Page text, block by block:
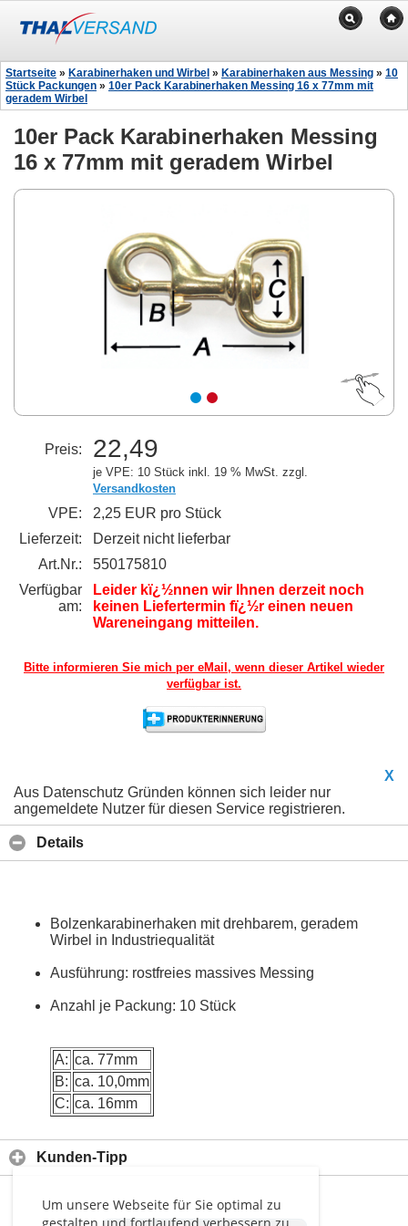
Um unsere Webseite für Sie optimal zu
Startseite » Karabinerhaken und Wirbel » Karabinerhaken aus Messing » 10
Stück Packungen » 10er Pack Karabinerhaken Messing 16 x 77mm mit
geradem Wirbel
10er Pack Karabinerhaken Messing
16 x 77mm mit geradem Wirbel
Preis: 22,49
je VPE: 10 Stück inkl. 19 % MwSt. zzgl.
Versandkosten
VPE:
2,25 EUR pro Stück
Lieferzeit:
Derzeit nicht lieferbar
Art.Nr.:
550175810
Verfügbar
am:
Leider kï¿½nnen wir Ihnen derzeit noch
keinen Liefertermin fï¿½r einen neuen
Wareneingang mitteilen.
Bitte informieren Sie mich per eMail, wenn dieser Artikel wieder
verfügbar ist.
X
Aus Datenschutz Gründen können sich leider nur
angemeldete Nutzer für diesen Service registrieren.
Details
Bolzenkarabinerhaken mit drehbarem, geradem
Wirbel in Industriequalität
Ausführung: rostfreies massives Messing
Anzahl je Packung: 10 Stück
A: ca. 77mm
B: ca. 10,0mm
C: ca. 16mm
Kunden-Tipp